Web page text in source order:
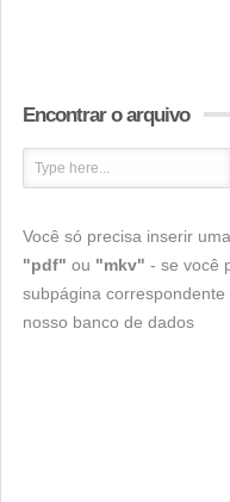
Encontrar o arquivo
Você só precisa inserir
"pdf" ou "mkv" - se você
subpágina
nosso banco de dados